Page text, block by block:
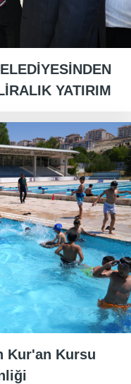
YATIRIM
Kur'an Kursu